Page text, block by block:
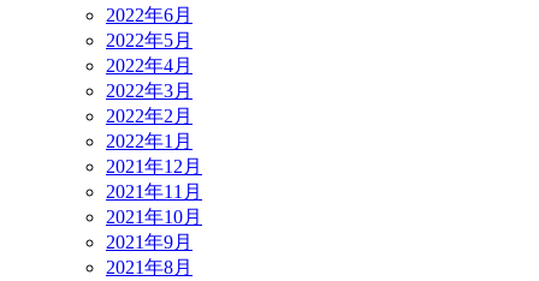
2022年6月
2022年5月
2022年4月
2022年3月
2022年2月
2022年1月
2021年12月
2021年11月
2021年10月
2021年9月
2021年8月